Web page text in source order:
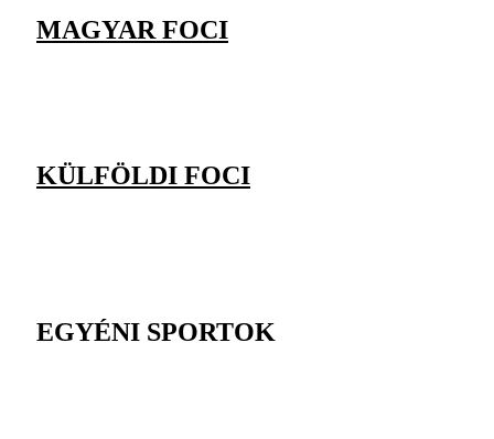
MAGYAR FOCI
KÜLFÖLDI FOCI
EGYÉNI SPORTOK